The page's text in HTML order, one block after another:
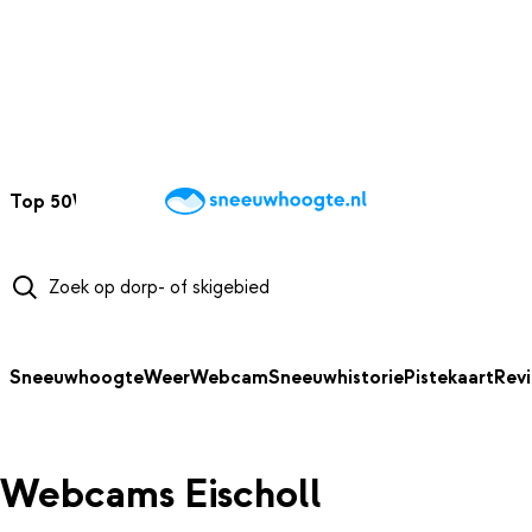
Top 50Webcams WintersportweerKaarten
SneeuwhoogteWeerWebcamSneeuwhistoriePistekaart
Webcams Eischoll